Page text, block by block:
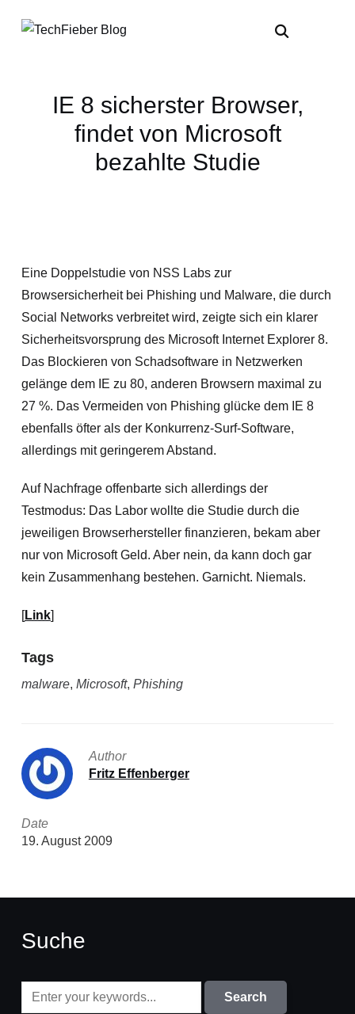
IE 8 sicherster Browser,
findet von Microsoft
bezahlte Studie
Eine Doppelstudie von NSS Labs zur
Browsersicherheit bei Phishing und Malware, die durch
Social Networks verbreitet wird, zeigte sich ein klarer
Sicherheitsvorsprung des Microsoft Internet Explorer 8.
Das Blockieren von Schadsoftware in Netzwerken
gelänge dem IE zu 80, anderen Browsern maximal zu
27 %. Das Vermeiden von Phishing glücke dem IE 8
ebenfalls öfter als der Konkurrenz-Surf-Software,
allerdings mit geringerem Abstand.
Auf Nachfrage offenbarte sich allerdings der
Testmodus: Das Labor wollte die Studie durch die
jeweiligen Browserhersteller finanzieren, bekam aber
nur von Microsoft Geld. Aber nein, da kann doch gar
kein Zusammenhang bestehen. Garnicht. Niemals.
[Link]
Tags
malware, Microsoft, Phishing
Author
Fritz Effenberger
Date
19. August 2009
Suche